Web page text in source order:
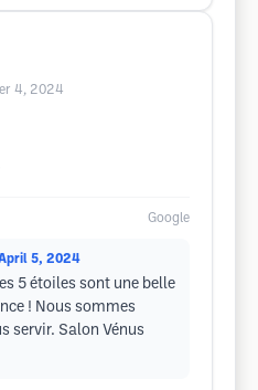
4, 2024
Google
5, 2024
5 étoiles sont une belle
! Nous sommes
servir. Salon Vénus